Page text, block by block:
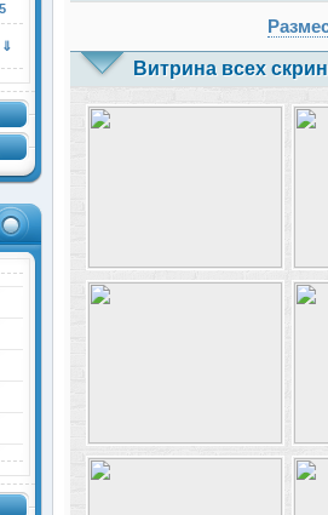
⇓
Витрина всех